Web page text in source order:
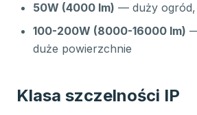
50W (4000 lm) — duży ogród,
100-200W (8000-16000 lm)
duże powierzchnie
Klasa szczelności IP